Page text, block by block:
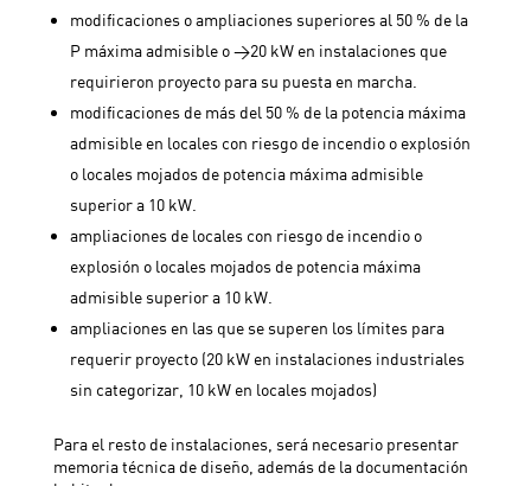
modificaciones o ampliaciones superiores al 50 % de la
P máxima admisible o >20 kW en instalaciones que
requirieron proyecto para su puesta en marcha.
modificaciones de más del 50 % de la potencia máxima
admisible en locales con riesgo de incendio o explosión
o locales mojados de potencia máxima admisible
superior a 10 kW.
ampliaciones de locales con riesgo de incendio o
explosión o locales mojados de potencia máxima
admisible superior a 10 kW.
ampliaciones en las que se superen los límites para
requerir proyecto (20 kW en instalaciones industriales
sin categorizar, 10 kW en locales mojados)
Para el resto de instalaciones, será necesario presentar
memoria técnica de diseño, además de la documentación